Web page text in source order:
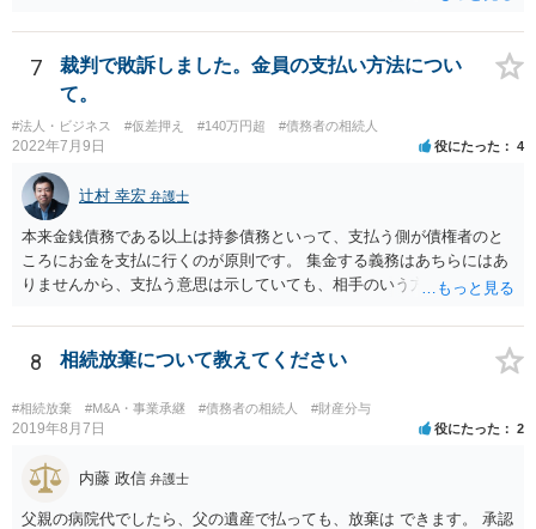
いないので何とも言えません。 そもそも、何の義務も負わないなら、
印鑑証明まで用意して推定相続人にサインさせる意味もないような気
がします。 もし何らかの義務を相続放棄しても負う内容だと困ります
ので、契約書の文面を持って、弁護士に相談に行かれることをお勧め
します。
7
裁判で敗訴しました。金員の支払い方法につい
て。
#法人・ビジネス #仮差押え #140万円超 #債務者の相続人
2022年7月9日 役にたった 4
辻村 幸宏 弁護士
本来金銭債務である以上は持参債務といって、支払う側が債権者のと
ころにお金を支払に行くのが原則です。 集金する義務はあちらにはあ
りませんから、支払う意思は示していても、相手のいう方法で支払わ
るかと思います。
8 相続放棄について教えてください
#相続放棄 #M&A・事業承継 #債務者の相続人 #財産分与
2019年8月7日 役にたった 2
内藤 政信 弁護士
父親の病院代でしたら、父の遺産で払っても、放棄は できます。 承認